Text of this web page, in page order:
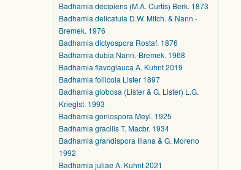
Badhamia decipiens (M.A. Curtis) Berk. 1873
Badhamia delicatula D.W. Mitch. & Nann.-
Bremek. 1976
Badhamia dictyospora Rostaf. 1876
Badhamia dubia Nann.-Bremek. 1968
Badhamia flavoglauca A. Kuhnt 2019
Badhamia foliicola Lister 1897
Badhamia globosa (Lister & G. Lister) L.G.
Krieglst. 1993
Badhamia goniospora Meyl. 1925
Badhamia gracilis T. Macbr. 1934
Badhamia grandispora Illana & G. Moreno
1992
Badhamia juliae A. Kuhnt 2021